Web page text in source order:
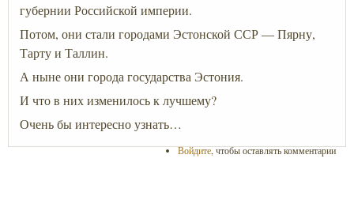
губернии Российской империи.
Потом, они стали городами Эстонской ССР — Пярну,
Тарту и Таллин.
А ныне они города государства Эстония.
И что в них изменилось к лучшему?
Очень бы интересно узнать…
Войдите, чтобы оставлять комментарии